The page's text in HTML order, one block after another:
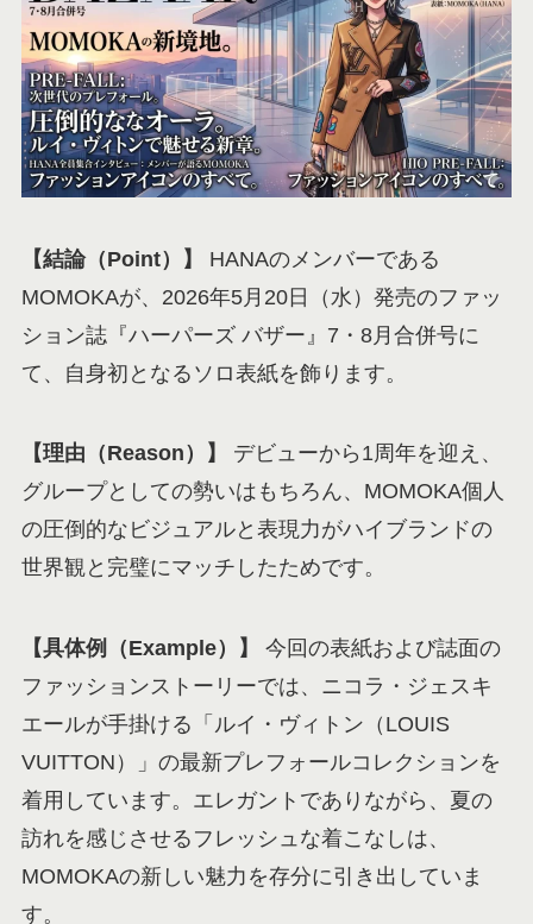
【結論（Point）】
HANAのメンバーである
MOMOKAが、2026年5月20日（水）発売のファッ
ション誌『ハーパーズ バザー』7・8月合併号に
て、自身初となるソロ表紙を飾ります。
【理由（Reason）】
デビューから1周年を迎え、
グループとしての勢いはもちろん、MOMOKA個人
の圧倒的なビジュアルと表現力がハイブランドの
世界観と完璧にマッチしたためです。
【具体例（Example）】
今回の表紙および誌面の
ファッションストーリーでは、ニコラ・ジェスキ
エールが手掛ける「ルイ・ヴィトン（LOUIS
VUITTON）」の最新プレフォールコレクションを
着用しています。エレガントでありながら、夏の
訪れを感じさせるフレッシュな着こなしは、
MOMOKAの新しい魅力を存分に引き出していま
す。